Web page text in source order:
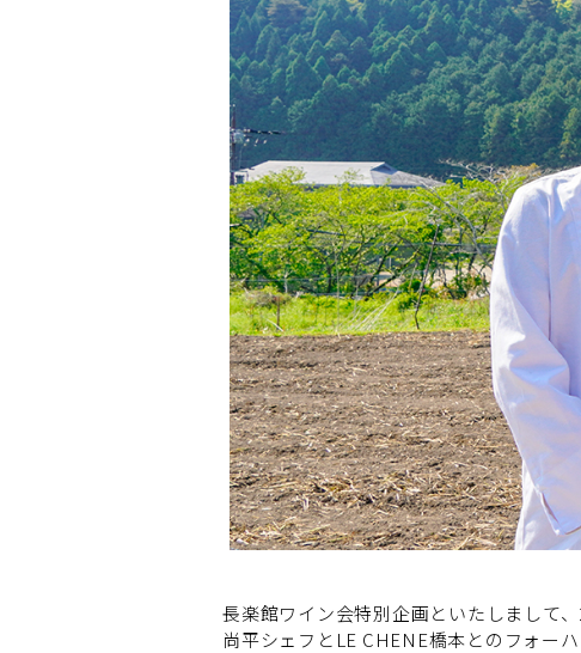
長楽館ワイン会特別企画といたしまして
尚平シェフとLE CHENE橋本とのフォー